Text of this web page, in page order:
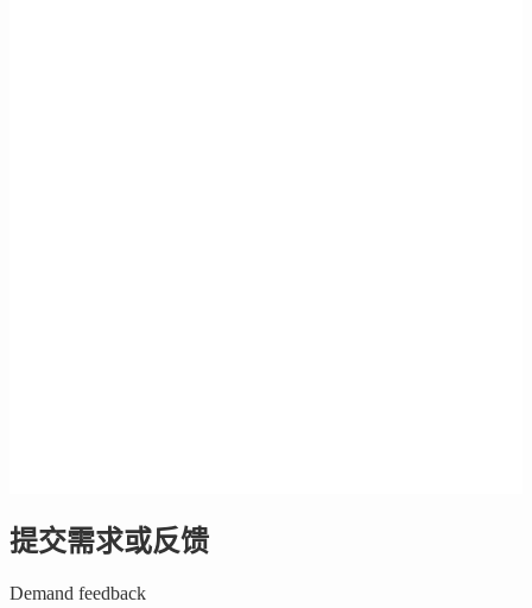
提交需求或反馈
Demand feedback